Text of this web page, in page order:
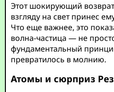
Этот шокирующий
взгляду на свет принес
Что еще важнее, это
волна-частица — не
фундаментальный
превратилось в молнию.
Атомы и сюрприз